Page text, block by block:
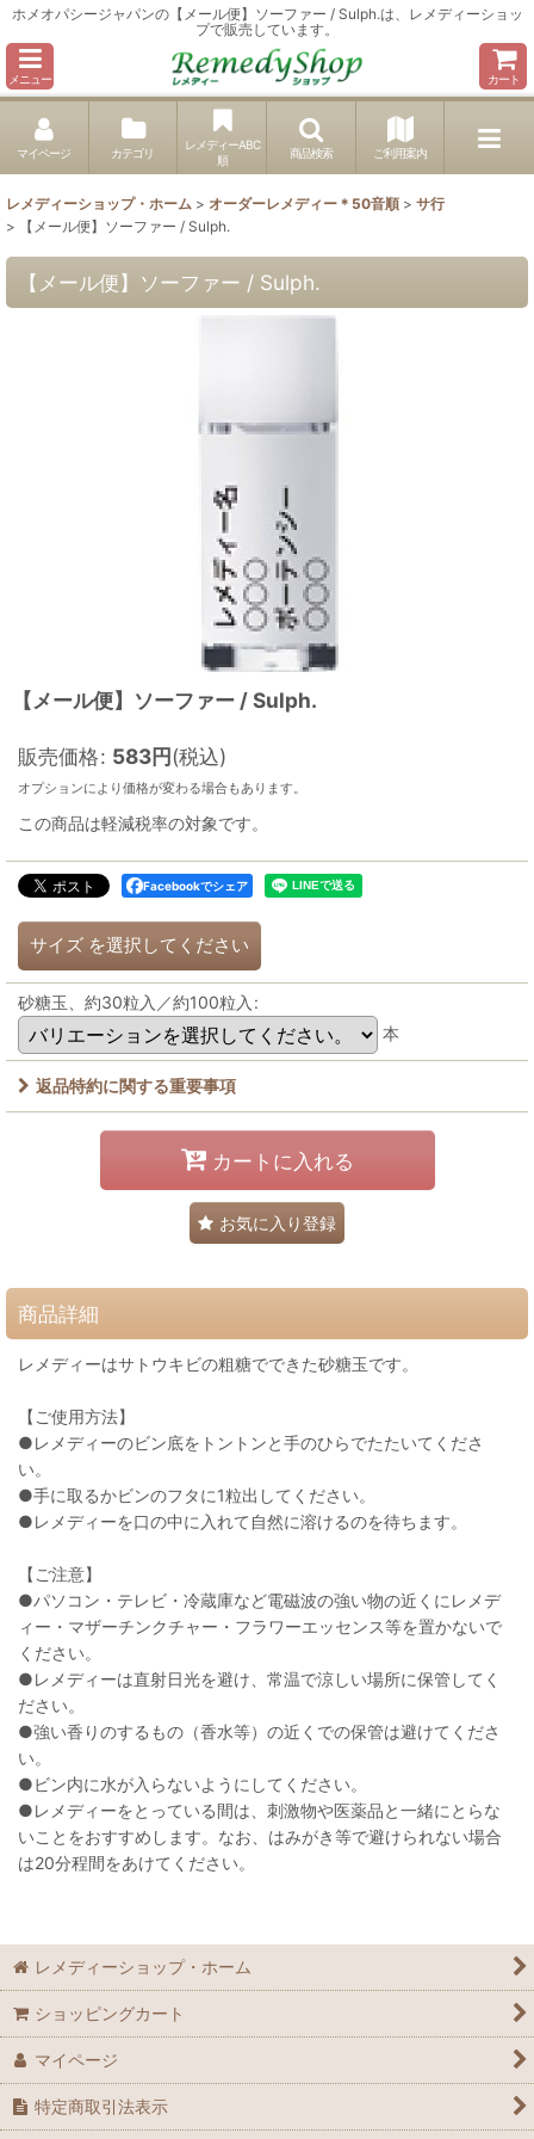
ホメオパシージャパンの【メール便】ソーファー / Sulph.は、レメディーショッ
プで販売しています。
メニュー カート
マイページ カテゴリ
レメディーABC
順
商品検索 ご利用案内
レメディーショップ・ホーム > オーダーレメディー＊50音順 > サ行
>
【メール便】ソーファー / Sulph.
【メール便】ソーファー / Sulph.
【メール便】ソーファー / Sulph.
販売価格: 583円(税込)
オプションにより価格が変わる場合もあります。
この商品は軽減税率の対象です。
Facebookでシェア
サイズ を選択してください
砂糖玉、約30粒入／約100粒入 :
本
返品特約に関する重要事項
カートに入れる
お気に入り登録
商品詳細
レメディーはサトウキビの粗糖でできた砂糖玉です。
【ご使用方法】
●レメディーのビン底をトントンと手のひらでたたいてくださ
い。
●手に取るかビンのフタに1粒出してください。
●レメディーを口の中に入れて自然に溶けるのを待ちます。
【ご注意】
●パソコン・テレビ・冷蔵庫など電磁波の強い物の近くにレメデ
ィー・マザーチンクチャー・フラワーエッセンス等を置かないで
ください。
●レメディーは直射日光を避け、常温で涼しい場所に保管してく
ださい。
●強い香りのするもの（香水等）の近くでの保管は避けてくださ
い。
●ビン内に水が入らないようにしてください。
●レメディーをとっている間は、刺激物や医薬品と一緒にとらな
いことをおすすめします。なお、はみがき等で避けられない場合
は20分程間をあけてください。
レメディーショップ・ホーム
ショッピングカート
マイページ
特定商取引法表示